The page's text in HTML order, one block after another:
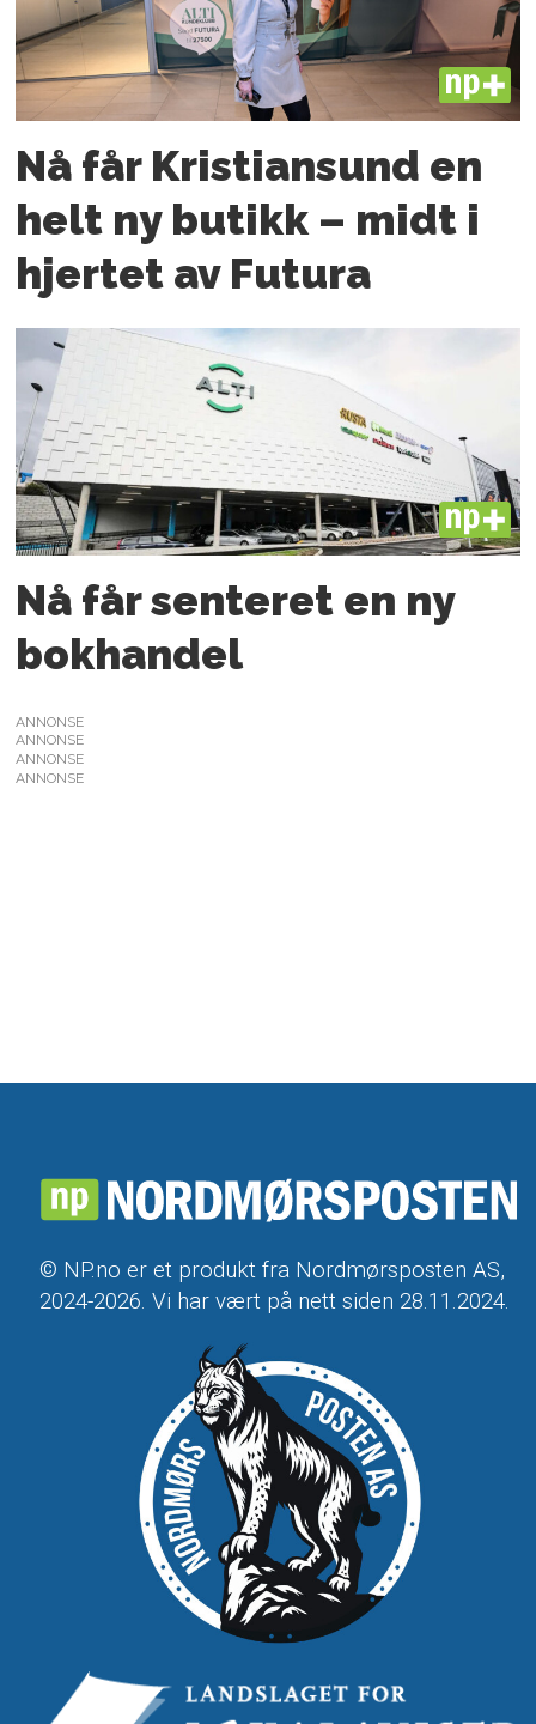
PLUS
Nå får Kristiansund en
helt ny butikk – midt i
hjertet av Futura
PLUS
Nå får senteret en ny
bokhandel
ANNONSE
ANNONSE
ANNONSE
ANNONSE
© NP.no er et produkt fra Nordmørsposten AS,
2024-2026. Vi har vært på nett siden 28.11.2024.